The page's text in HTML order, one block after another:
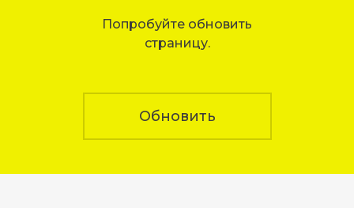
Попробуйте обновить
страницу.
Обновить